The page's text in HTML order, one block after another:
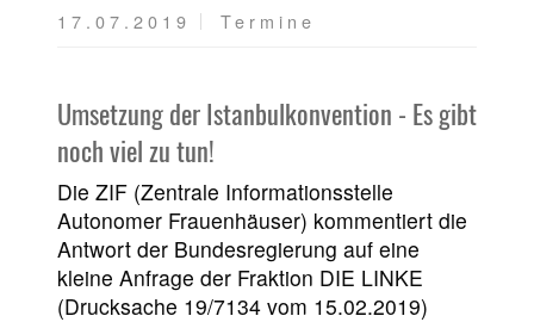
17.07.2019 Termine
Umsetzung der Istanbulkonvention - Es gibt
noch viel zu tun!
Die ZIF (Zentrale Informationsstelle
Autonomer Frauenhäuser) kommentiert die
Antwort der Bundesregierung auf eine
kleine Anfrage der Fraktion DIE LINKE
(Drucksache 19/7134 vom 15.02.2019)